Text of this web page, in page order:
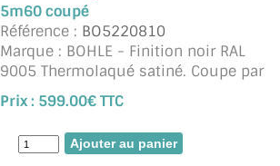
5m60 coupé
Référence : BO5220810
Marque : BOHLE - Finition noir RAL
9005 Thermolaqué satiné. Coupe par
défaut (autre nous demander) 2x
2m30 + 1m. Pour porte en verre
trempé 8 a 12mm d'épaisseur.
Avantages : Pas de f ...suite
Prix : 599.00€ TTC